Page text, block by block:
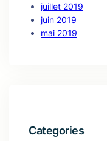
juillet 2019
juin 2019
mai 2019
Categories